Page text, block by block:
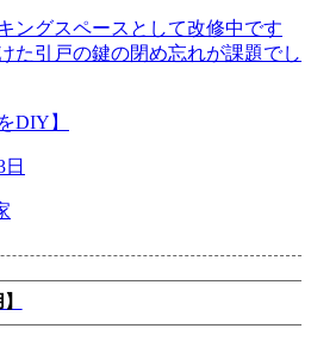
ングスペースとして改修中です
た引戸の鍵の閉め忘れが課題でし